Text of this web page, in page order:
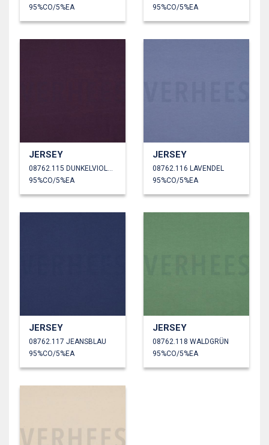
95%CO/5%EA
95%CO/5%EA
JERSEY
95%CO/5%EA
JERSEY
08762.116 LAVENDEL
95%CO/5%EA
JERSEY
08762.117 JEANSBLAU
95%CO/5%EA
JERSEY
08762.118 WALDGRÜN
95%CO/5%EA